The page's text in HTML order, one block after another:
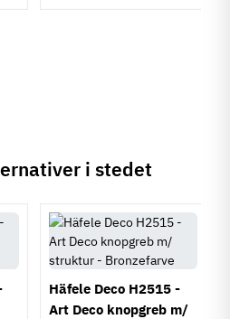
i stedet
Häfele Deco H2515 -
Art Deco knopgreb m/